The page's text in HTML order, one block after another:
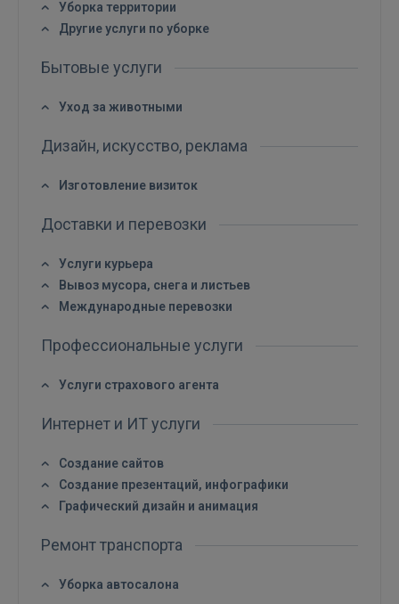
Забыли пароль?
FACEBOOK
GOOGLE
 Sign in with Apple
Ещё не зарегистрированы?
РЕГИСТРАЦИЯ
Уборка территории
Другие услуги по уборке
Бытовые услуги
Уход за животными
Дизайн, искусство, реклама
Изготовление визиток
Доставки и перевозки
Услуги курьера
Вывоз мусора, снега и листьев
Международные перевозки
Профессиональные услуги
Услуги страхового агента
Интернет и ИТ услуги
Создание сайтов
Создание презентаций, инфографики
Графический дизайн и анимация
Ремонт транспорта
Уборка автосалона